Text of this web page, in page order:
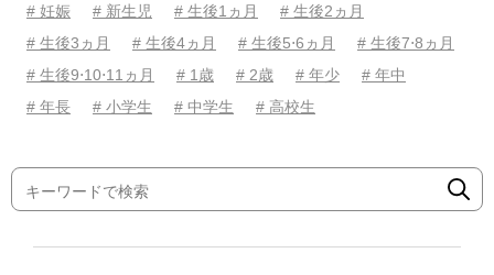
# 妊娠 # 新生児 # 生後1ヵ月
# 生後2ヵ月
# 生後3ヵ月
# 生後4ヵ月 # 生後5⋅6ヵ月
# 生後7⋅8ヵ月
# 生後9⋅10⋅11ヵ月
# 1歳 # 2歳 # 年少
# 年中
# 年長
# 小学生 # 中学生 # 高校生